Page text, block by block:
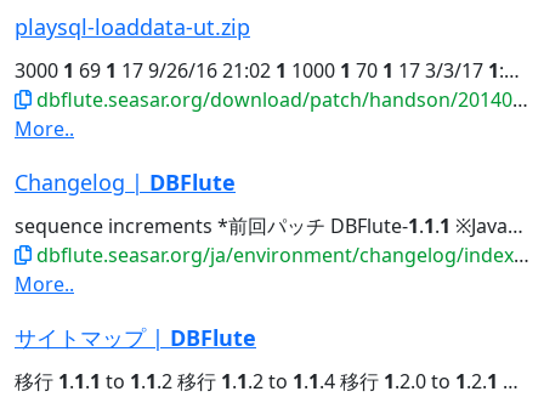
playsql-loaddata-ut.zip
3000 1 69 1 17 9/26/16 21:02 1 1000 1 70 1 17 3/3/17 1:11
dbflute.seasar.org/download/patch/handson/20140601_payment/playsql-loaddata-ut.zip
More..
Changelog | DBFlute
sequence increments *前回パッチ DBFlute-1.1.1 ※Java8 2016/01/01 NEW DBFlute...Author's Blog Changelog DBFlute-
dbflute.seasar.org/ja/environment/changelog/index.html
More..
サイトマップ | DBFlute
移行 1.1.1 to 1.1.2 移行 1.1.2 to 1.1.4 移行 1.2.0 to 1.2.1